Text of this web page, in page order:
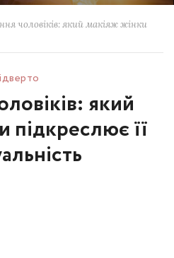
чоловіків: який макіяж жінки
який
підкреслює її